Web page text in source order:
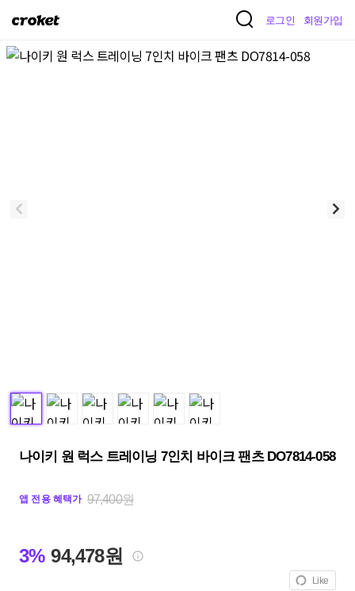
크
켓
로그인 회원가입
나이키 원 럭스 트레이닝 7인치 바이크 팬츠 DO7814-058
앱 전용 혜택가 97,400원
3% 94,478원
Like